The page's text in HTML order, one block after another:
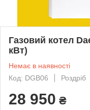
Газовий котел
кВт)
Немає в наявності
Код: DGB06
Роздріб
28 950 ₴